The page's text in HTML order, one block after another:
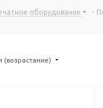
оборудование -
(возрастание)